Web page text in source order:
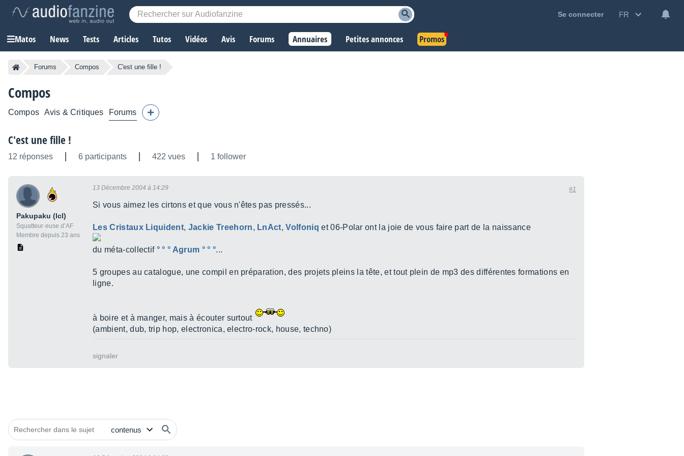
Se connecter FR
Matos News Tests Articles Tutos Vidéos Avis Forums Annuaires Petites annonces Promos
Forums Compos C'est une fille !
Compos
Compos Avis & Critiques Forums
C'est une fille !
12 réponses 6 participants 422 vues 1 follower
Pakupaku (lcl)
Squatteur·euse d’AF
Membre depuis 23 ans
13 Décembre 2004 à 14:29 #1
Si vous aimez les cirtons et que vous n'êtes pas pressés...
Les Cristaux Liquident, Jackie Treehorn, LnAct,Volfoniq et 06-Polar ont la joie de vous faire part de la naissance
du méta-collectif ° ° ° Agrum ° ° °...
5 groupes au catalogue, une compil en préparation, des projets pleins la tête, et tout plein de mp3 des différentes formations en
ligne.
à boire et à manger, mais à écouter surtout
(ambient, dub, trip hop, electronica, electro-rock, house, techno)
signaler